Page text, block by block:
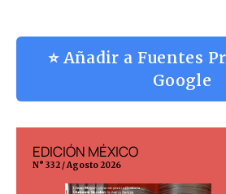
⭐ Añadir a Fuentes
Google
EDICIÓN MÉXICO
N° 332 / Agosto 2026